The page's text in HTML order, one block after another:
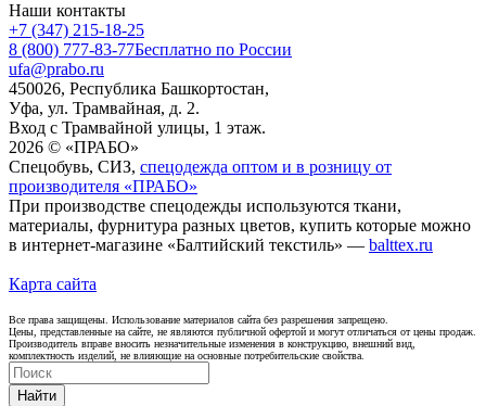
Наши контакты
+7 (347) 215-18-25
8 (800) 777-83-77Бесплатно по России
ufa@prabo.ru
450026, Республика Башкортостан,
Уфа, ул. Трамвайная, д. 2.
Вход с Трамвайной улицы, 1 этаж.
2026 © «ПРАБО»
Спецобувь, СИЗ, спецодежда оптом и в розницу от
производителя «ПРАБО»
При производстве спецодежды используются ткани,
материалы, фурнитура разных цветов, купить которые можно
в интернет-магазине «Балтийский текстиль» — balttex.ru
Карта сайта
Все права защищены. Использование материалов сайта без разрешения запрещено.
Цены, представленные на сайте, не являются публичной офертой и могут отличаться от цены продаж.
Производитель вправе вносить незначительные изменения в конструкцию, внешний вид,
комплектность изделий, не влияющие на основные потребительские свойства.
Найти